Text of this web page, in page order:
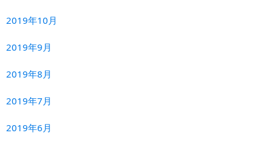
2019年10月
2019年9月
2019年8月
2019年7月
2019年6月